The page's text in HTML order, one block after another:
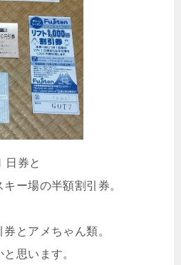
日券と
ー場の半額割引券。
とアメちゃん類。
思います。